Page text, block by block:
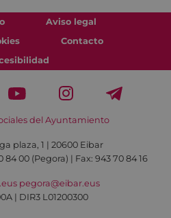
Aviso legal
Contacto
del Ayuntamiento
plaza, 1 | 20600 Eibar
84 00 (Pegora) | Fax: 943 70 84 16
pegora@eibar.eus
| DIR3 L01200300